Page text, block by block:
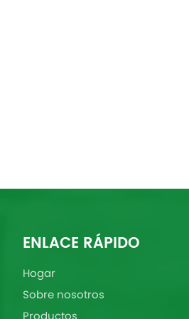
ENLACE RÁPIDO
Hogar
Sobre nosotros